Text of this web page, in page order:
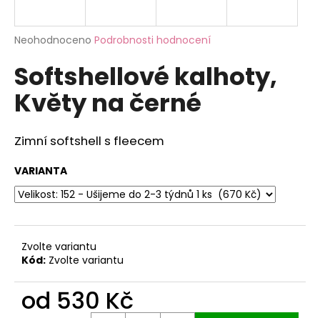
Průměrné
produktu
je
0,0
hvězdiček.
Neohodnoceno Podrobnosti hodnocení
Softshellové kalhoty,
Květy na černé
Zimní softshell s fleecem
VARIANTA
Zvolte variantu
Kód: Zvolte variantu
od 530 Kč
j
t
?
D
o
p
u